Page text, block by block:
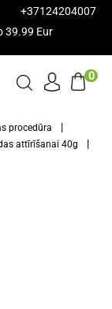
+37124204007
39.99 Eur
0
procedūra
attīrīšanai 40g